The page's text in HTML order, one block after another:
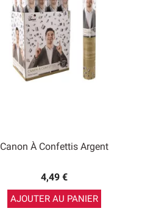
Canon À Confettis Argent
4,49 €
AJOUTER AU PANIER